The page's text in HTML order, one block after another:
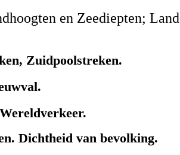
en Zeediepten;
Zuidpoolstreken.
Wereldverkeer.
Dichtheid van bevolking.